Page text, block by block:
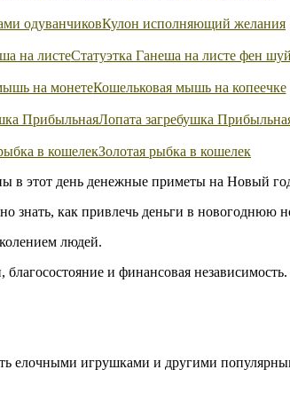
Кулон исполняющий желания
Статуэтка Ганеша на листе фен
Кошельковая мышь на копеечке
Лопата загребушка
Золотая рыбка в кошелек
в этот день денежные приметы на Новый
как привлечь деньги в новогоднюю
людей.
и финансовая независимость.
елочными игрушками и другими